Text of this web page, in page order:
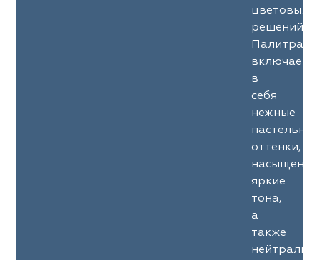
цветовых
решений.
Палитра
включает
в
себя
нежные
оттенки,
яркие
тона,
а
также